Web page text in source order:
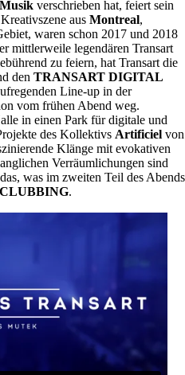
verschrieben hat, feiert sein
aus Montreal,
waren schon 2017 und 2018
mittlerweile legendären Transart
zu feiern, hat Transart die
den TRANSART DIGITAL
Line-up in der
vom frühen Abend weg.
in einen Park für digitale und
des Kollektivs Artificiel von
Klänge mit evokativen
Verräumlichungen sind
was im zweiten Teil des Abends
.